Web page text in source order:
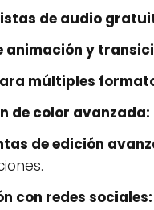
de audio
animación y
múltiples
de color avanzada:
de edición
con redes sociales: